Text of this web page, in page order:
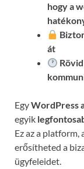
hogy a
át
EgyWordPress
egyik
Ez az a
erősítheted a
ügyfeleidet.